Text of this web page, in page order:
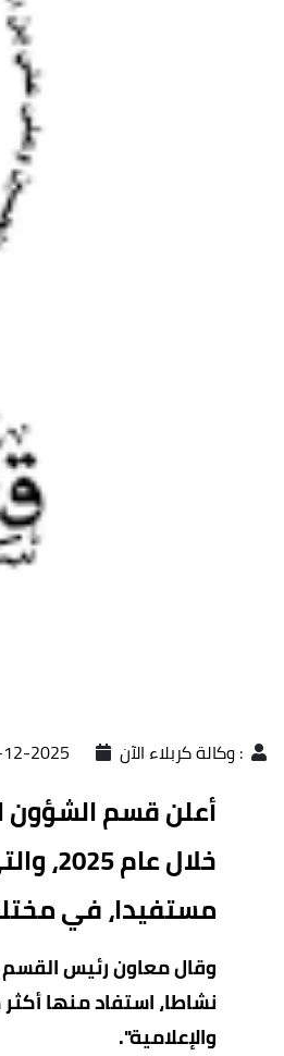
:وكالة كربلاء الآن 2025-12-30
أعلن قسم الشؤون
مستفيدا، في مختلف
والإعلامية".